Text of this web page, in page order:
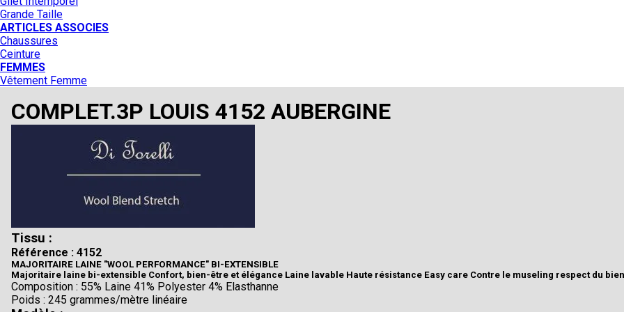
Grande Taille
ARTICLES ASSOCIES
Chaussures
Ceinture
FEMMES
Vêtement Femme
COMPLET.3P LOUIS 4152 AUBERGINE
Tissu :
Référence : 4152
MAJORITAIRE LAINE "WOOL PERFORMANCE" BI-EXTENSIBLE
Majoritaire laine bi-extensible Confort, bien-être et élégance Laine lavable Haute résistance Easy care Contre le museling respect du
Composition : 55% Laine 41% Polyester 4% Elasthanne
Poids : 245 grammes/mètre linéaire